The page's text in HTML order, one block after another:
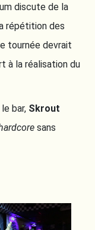
discute de la
répétition des
tournée devrait
à la réalisation du
bar, Skrout
sans